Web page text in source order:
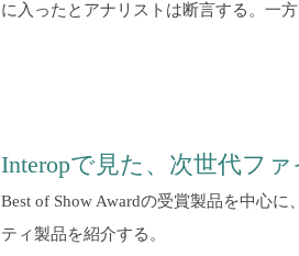
に入ったとアナリストは断言する。一
Interopで見た、次世代フ
Best of Show Awardの受賞製品を中心
ティ製品を紹介する。